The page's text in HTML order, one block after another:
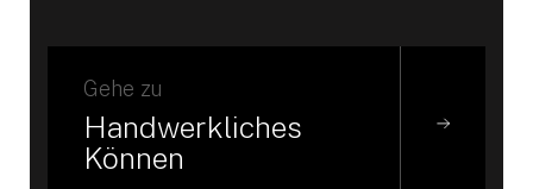
Gehe zu
Handwerkliches
Können